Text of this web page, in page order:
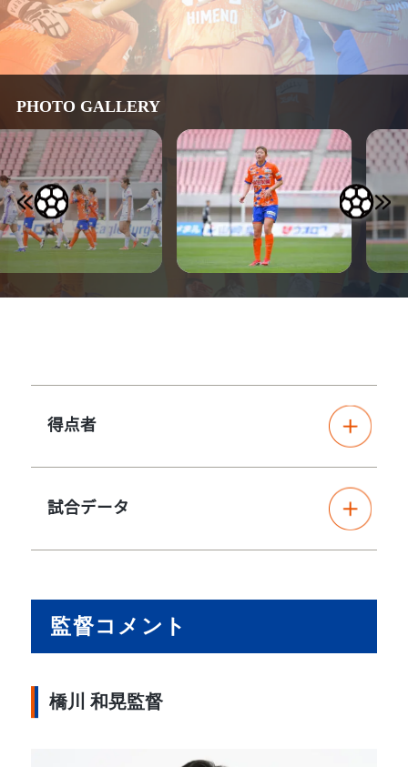
PHOTO GALLERY
得点者
試合データ
監督コメント
橋川 和晃監督